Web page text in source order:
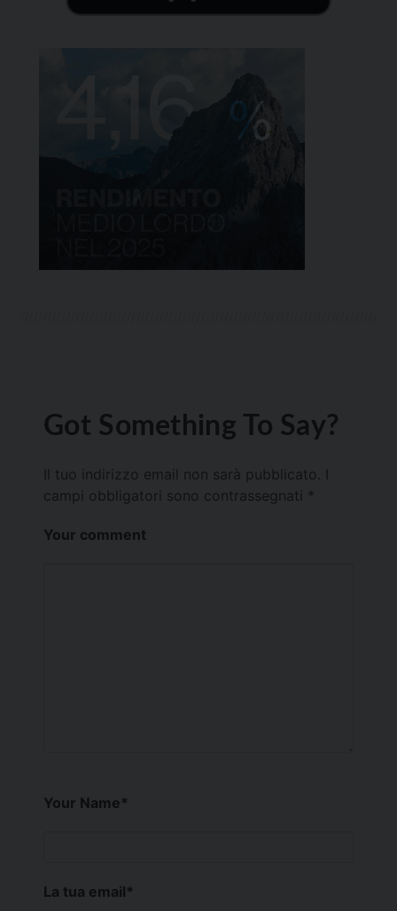
Got Something To Say?
Il tuo indirizzo email non sarà pubblicato.
campi obbligatori sono contrassegnati *
Your comment
Your Name*
La tua email*